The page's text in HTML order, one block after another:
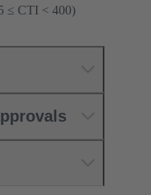
≤ CTI < 400)